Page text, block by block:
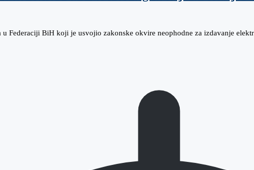
Federaciji BiH koji je usvojio zakonske okvire neophodne za izdavanje